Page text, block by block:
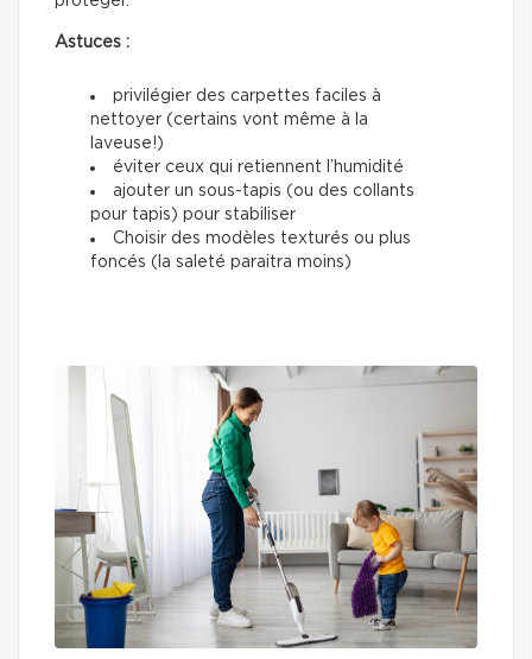
Astuces :
privilégier des carpettes faciles à
nettoyer (certains vont même à la
laveuse!)
éviter ceux qui retiennent l’humidité
ajouter un sous-tapis (ou des collants
pour tapis) pour stabiliser
Choisir des modèles texturés ou plus
foncés (la saleté paraitra moins)